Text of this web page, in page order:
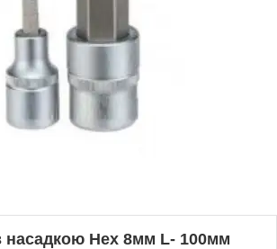
насадкою Hex 8мм L- 100мм